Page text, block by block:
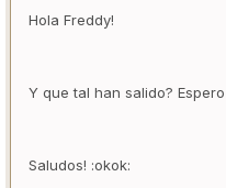
Hola Freddy!
Y que tal han salido?
Saludos! :okok: